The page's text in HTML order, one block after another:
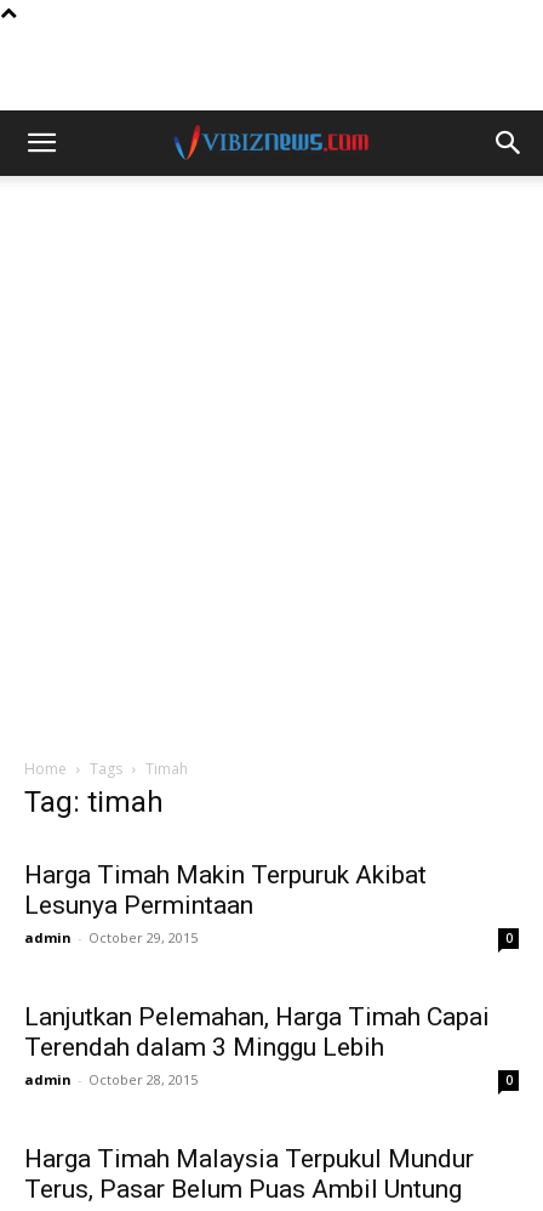
Home Tags Timah
Tag: timah
Harga Timah Makin Terpuruk Akibat
Lesunya Permintaan
admin - October 29, 2015 0
Lanjutkan Pelemahan, Harga Timah Capai
Terendah dalam 3 Minggu Lebih
admin - October 28, 2015 0
Harga Timah Malaysia Terpukul Mundur
Terus, Pasar Belum Puas Ambil Untung